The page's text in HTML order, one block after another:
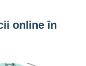
online în